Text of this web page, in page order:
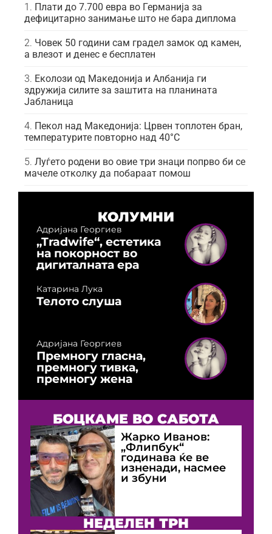
Плати до 7.700 евра во Германија за
дефицитарно занимање што не бара диплома
Човек 50 години сам градел замок од камен,
а влезот и денес е бесплатен
Еколози од Македонија и Албанија ги
здружија силите за заштита на планината
Јабланица
Пекол над Македонија: Црвен топлотен бран,
температурите повторно над 40°C
Луѓето родени во овие три знаци попрво би се
мачеле отколку да побараат помош
КОЛУМНИ
Адријана Георгиев
„Tradwife“, естетика
на покорност во
дигиталната ера
Катарина Лука
Телото слуша
Адријана Георгиев
Премногу гласна,
премногу тивка,
премногу жена
БОЦКАМЕ ВО САБОТА
Жарко Иванов:
„Флипбук“
годинава ќе ве
изненади, насмее
и збуни
НЕДЕЛЕН ТРН